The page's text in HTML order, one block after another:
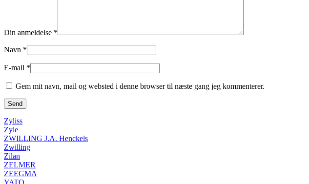
Din anmeldelse *
Navn *
E-mail *
Gem mit navn, mail og websted i denne browser til næste gang jeg kommenterer.
Zyliss
Zyle
ZWILLING J.A. Henckels
Zwilling
Zilan
ZELMER
ZEEGMA
YATO